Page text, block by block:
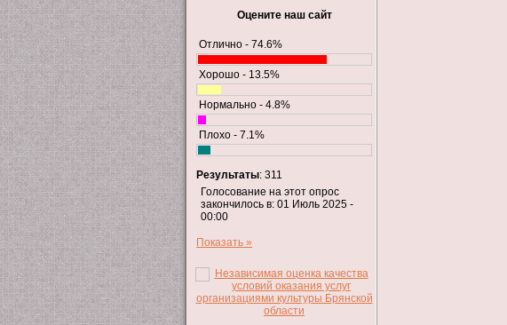
Оцените наш сайт
Отлично - 74.6%
Хорошо - 13.5%
Нормально - 4.8%
Плохо - 7.1%
Результаты: 311
Голосование на этот опрос
закончилось в: 01 Июль 2025 -
00:00
Показать »